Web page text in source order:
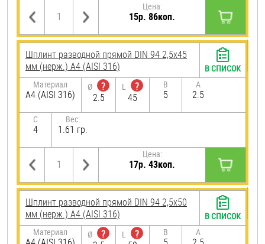
Цена:
15р. 86коп.
Шплинт разводной прямой DIN 94 2,5х45
мм (нерж.) A4 (AISI 316)
Материал
A4 (AISI 316)
Ø
?
2.5
L
?
45
B
5
A
2.5
C
4
Вес:
1.61 гр.
Цена:
17р. 43коп.
В СПИСОК
Шплинт разводной прямой DIN 94 2,5х50
мм (нерж.) A4 (AISI 316)
Материал Ø
?
L
?
B A
В СПИСОК